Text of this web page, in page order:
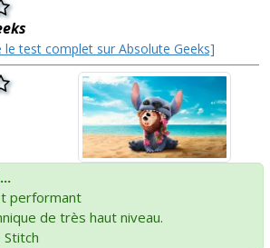
le test complet sur Absolute Geeks]
performant
de très haut niveau.